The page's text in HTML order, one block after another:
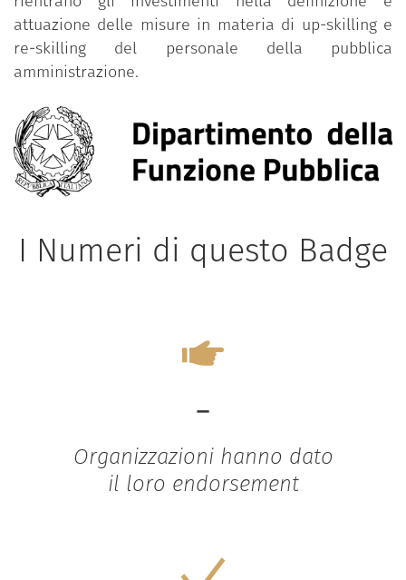
attuazione delle misure in materia di up-skilling e
re-skilling del personale della pubblica
amministrazione.
I Numeri di questo Badge
-
Organizzazioni hanno dato
il loro endorsement